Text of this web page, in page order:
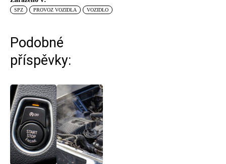
SPZ PROVOZ VOZIDLA VOZIDLO
Podobné
příspěvky: